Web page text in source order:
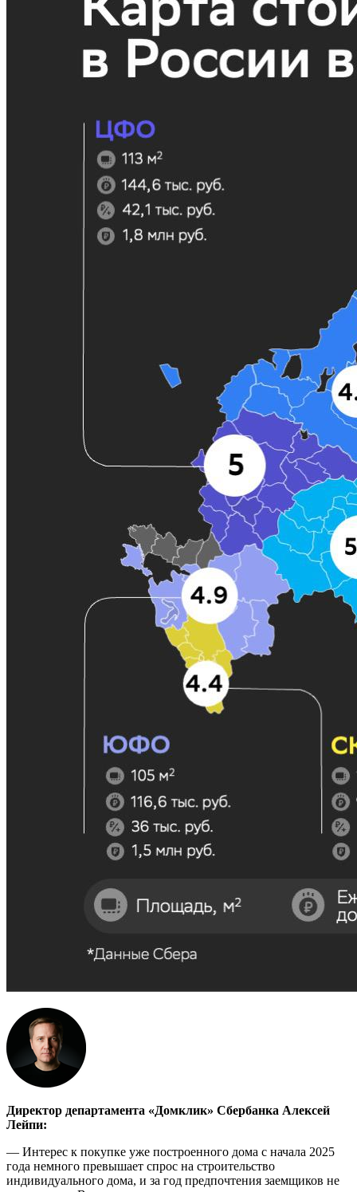
Директор департамента «Домклик» Сбербанка Алексей
Лейпи:
— Интерес к покупке уже построенного дома с начала 2025
года немного превышает спрос на строительство
индивидуального дома, и за год предпочтения заемщиков не